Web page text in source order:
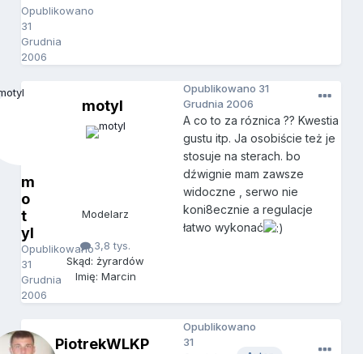
Opublikowano
31
Grudnia
2006
m
o
t
yl
Opublikowano
31
Grudnia
2006
motyl
Modelarz
3,8 tys.
Skąd: żyrardów
Imię: Marcin
Opublikowano 31
Grudnia 2006
A co to za róznica ?? Kwestia
gustu itp. Ja osobiście też je
stosuje na sterach. bo
dźwignie mam zawsze
widoczne , serwo nie
koni8ecznie a regulacje
łatwo wykonać
PiotrekWLKP
Opublikowano
31